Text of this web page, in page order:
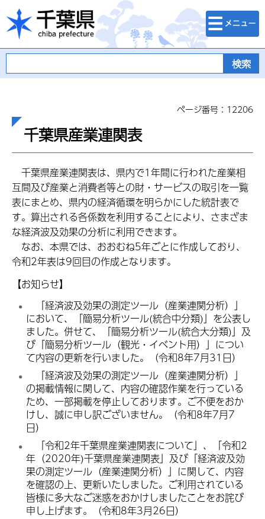
千葉県
検索・メニュ
ー
ページ番号：12206
千葉県産業連関表
千葉県産業連関表は、県内で1年間に行われた産業相
互間及び産業と消費者等との財・サービスの取引を一覧
表にまとめ、県内の経済循環を明らかにした統計表で
す。算出される各係数を利用することにより、さまざま
な経済波及効果の分析に利用できます。
なお、本県では、おおむね5年ごとに作成しており、
令和2年表は9回目の作成となります。
【お知らせ】
「経済波及効果の測定ツール（産業連関分析）」
において、「簡易分析ツール(統合中分類)」を公表し
ました。併せて、「簡易分析ツール(統合大分類)」及
び「簡易分析ツール（観光・イベント用）」につい
て内容の更新を行いました。（令和8年7月31日）
「経済波及効果の測定ツール（産業連関分析）」
の掲載情報に関して、内容の確認作業を行っている
ため、一部掲載を停止しております。ご不便をおか
けし、誠に申し訳ございません。（令和8年7月7
日）
「令和2年千葉県産業連関表について」、「令和2
年（2020年)千葉県産業連関表」及び「経済波及効
果の測定ツール（産業連関分析）」に関して、内容
を確認の上、更新いたしました。ご利用されている
皆様に多大なご迷惑をおかけしましたことをお詫び
申し上げます。（令和8年3月26日）